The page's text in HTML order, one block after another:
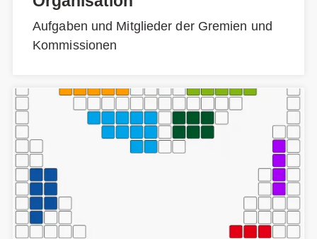
Aufgaben und Mitglieder der Gremien und
Kommissionen